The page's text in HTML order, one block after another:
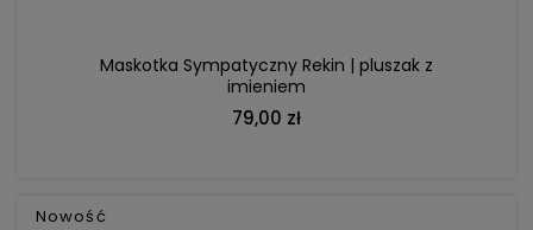
Maskotka Sympatyczny Rekin | pluszak z
imieniem
79,00 zł
Nowość